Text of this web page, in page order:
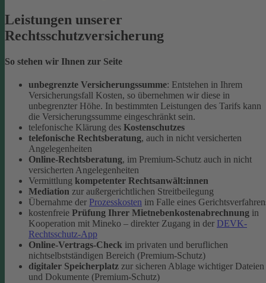
Leistungen unserer
Rechtsschutzversicherung
So stehen wir Ihnen zur Seite
unbegrenzte Versicherungssumme: Entstehen in Ihrem
Versicherungsfall Kosten, so übernehmen wir diese in
unbegrenzter Höhe. In bestimmten Leistungen des Tarifs kann
die Versicherungssumme eingeschränkt sein.
telefonische Klärung des Kostenschutzes
telefonische Rechtsberatung, auch in nicht versicherten
Angelegenheiten
Online-Rechtsberatung, im Premium-Schutz auch in nicht
versicherten Angelegenheiten
Vermittlung kompetenter Rechtsanwält:innen
Mediation zur außergerichtlichen Streitbeilegung
Übernahme der Prozesskosten im Falle eines
kostenfreie Prüfung Ihrer Mietnebenkostenabrechnung in
Kooperation mit Mineko – direkter Zugang in der DEVK-
Rechtsschutz-App
Online-Vertrags-Check im privaten und beruflichen
nichtselbstständigen Bereich (Premium-Schutz)
digitaler Speicherplatz zur sicheren Ablage wichtiger Dateien
und Dokumente (Premium-Schutz)